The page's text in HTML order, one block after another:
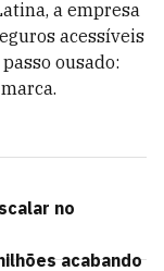
a empresa
acessíveis
ousado:
no
acabando